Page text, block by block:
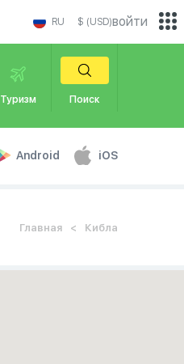
RU $ (USD)
Туризм Поиск
Android iOS
войти
Главная Кибла